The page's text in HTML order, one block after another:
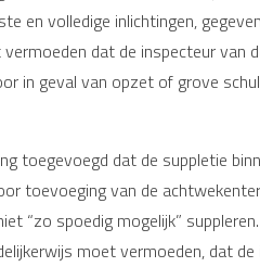
en volledige inlichtingen,
dat de inspecteur van
in geval van opzet of grove
toegevoegd dat de suppletie
toevoeging van de
“zo spoedig mogelijk”
moet vermoeden, dat